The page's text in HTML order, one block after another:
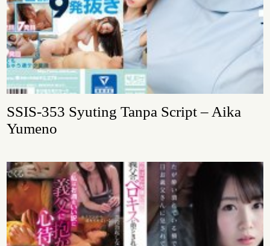
SSIS-353 Syuting Tanpa Script – Aika
Yumeno